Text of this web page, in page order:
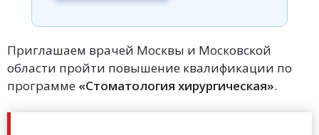
Приглашаем врачей Москвы и Московской
области пройти повышение квалификации по
программе «Стоматология хирургическая».